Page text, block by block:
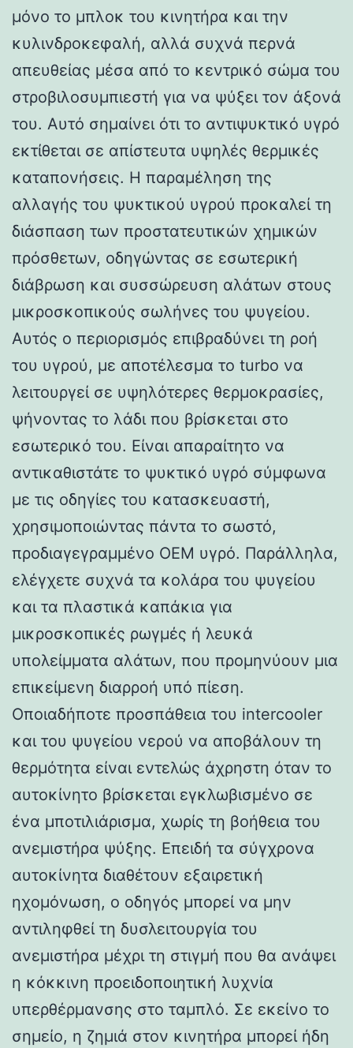
μόνο το μπλοκ του κινητήρα και την
κυλινδροκεφαλή, αλλά συχνά περνά
απευθείας μέσα από το κεντρικό σώμα του
στροβιλοσυμπιεστή για να ψύξει τον άξονά
του. Αυτό σημαίνει ότι το αντιψυκτικό υγρό
εκτίθεται σε απίστευτα υψηλές θερμικές
καταπονήσεις. Η παραμέληση της
αλλαγής του ψυκτικού υγρού προκαλεί τη
διάσπαση των προστατευτικών χημικών
πρόσθετων, οδηγώντας σε εσωτερική
διάβρωση και συσσώρευση αλάτων στους
μικροσκοπικούς σωλήνες του ψυγείου.
Αυτός ο περιορισμός επιβραδύνει τη ροή
του υγρού, με αποτέλεσμα το turbo να
λειτουργεί σε υψηλότερες θερμοκρασίες,
ψήνοντας το λάδι που βρίσκεται στο
εσωτερικό του. Είναι απαραίτητο να
αντικαθιστάτε το ψυκτικό υγρό σύμφωνα
με τις οδηγίες του κατασκευαστή,
χρησιμοποιώντας πάντα το σωστό,
προδιαγεγραμμένο OEM υγρό. Παράλληλα,
ελέγχετε συχνά τα κολάρα του ψυγείου
και τα πλαστικά καπάκια για
μικροσκοπικές ρωγμές ή λευκά
υπολείμματα αλάτων, που προμηνύουν μια
επικείμενη διαρροή υπό πίεση.
Οποιαδήποτε προσπάθεια του intercooler
και του ψυγείου νερού να αποβάλουν τη
θερμότητα είναι εντελώς άχρηστη όταν το
αυτοκίνητο βρίσκεται εγκλωβισμένο σε
ένα μποτιλιάρισμα, χωρίς τη βοήθεια του
ανεμιστήρα ψύξης. Επειδή τα σύγχρονα
αυτοκίνητα διαθέτουν εξαιρετική
ηχομόνωση, ο οδηγός μπορεί να μην
αντιληφθεί τη δυσλειτουργία του
ανεμιστήρα μέχρι τη στιγμή που θα ανάψει
η κόκκινη προειδοποιητική λυχνία
υπερθέρμανσης στο ταμπλό. Σε εκείνο το
σημείο, η ζημιά στον κινητήρα μπορεί ήδη